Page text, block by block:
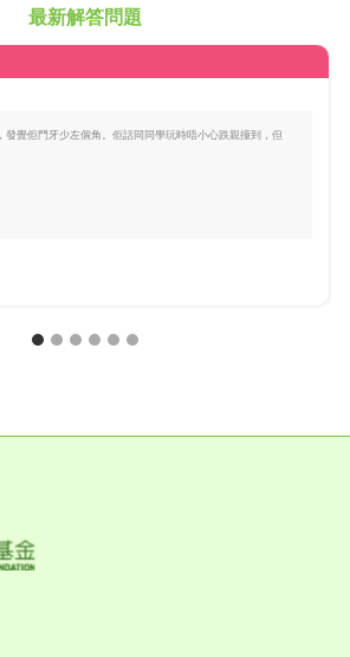
最新解答問題
發覺佢門牙少左個角。佢話同同學玩時唔小心跌親撞到，但